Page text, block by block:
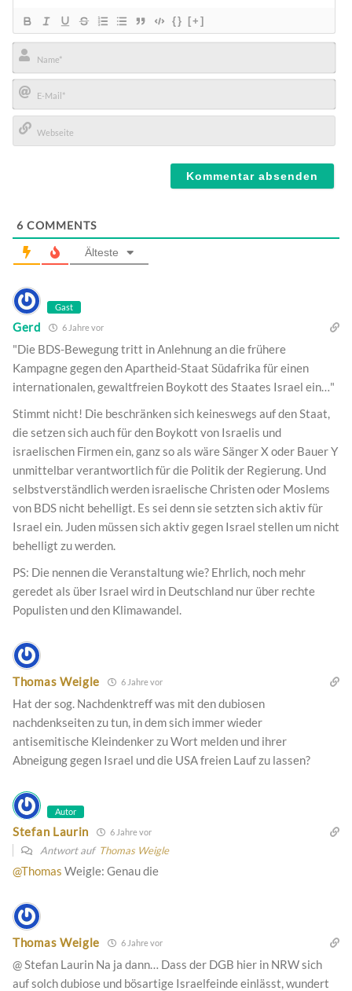
{} [+]
Name*
E-
Mail*
6 COMMENTS
Älteste
Gast
Gerd 6 Jahre vor
"Die BDS-Bewegung tritt in Anlehnung an die frühere
Kampagne gegen den Apartheid-Staat Südafrika für einen
internationalen, gewaltfreien Boykott des Staates Israel ein…"
Stimmt nicht! Die beschränken sich keineswegs auf den Staat,
die setzen sich auch für den Boykott von Israelis und
israelischen Firmen ein, ganz so als wäre Sänger X oder Bauer Y
unmittelbar verantwortlich für die Politik der Regierung. Und
selbstverständlich werden israelische Christen oder Moslems
von BDS nicht behelligt. Es sei denn sie setzten sich aktiv für
Israel ein. Juden müssen sich aktiv gegen Israel stellen um nicht
behelligt zu werden.
PS: Die nennen die Veranstaltung wie? Ehrlich, noch mehr
geredet als über Israel wird in Deutschland nur über rechte
Populisten und den Klimawandel.
Thomas Weigle 6 Jahre vor
Hat der sog. Nachdenktreff was mit den dubiosen
nachdenkseiten zu tun, in dem sich immer wieder
antisemitische Kleindenker zu Wort melden und ihrer
Abneigung gegen Israel und die USA freien Lauf zu lassen?
Autor
Stefan Laurin 6 Jahre vor
Antwort auf Thomas Weigle
@Thomas Weigle: Genau die
Thomas Weigle 6 Jahre vor
@ Stefan Laurin Na ja dann… Dass der DGB hier in NRW sich
auf solch dubiose und bösartige Israelfeinde einlässt, wundert